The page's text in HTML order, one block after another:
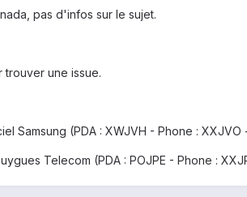
pas d'infos sur le sujet.
une issue.
Samsung (PDA : XWJVH - Phone : XXJVO
Telecom (PDA : POJPE - Phone :